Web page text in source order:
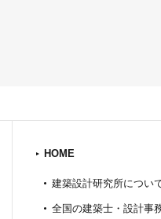
HOME
建築設計研究所につい
全国の建築士・設計事